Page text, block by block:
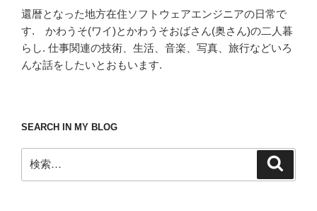
還暦となった地方在住ソフトウェアエンジニアの日常で
す. かわうそ(ワイ)とかわうそおばさん(奥さん)の二人暮
らし. 仕事関連の技術、生活、音楽、写真、旅行などいろ
んな話をしたいとおもいます.
SEARCH IN MY BLOG
索: